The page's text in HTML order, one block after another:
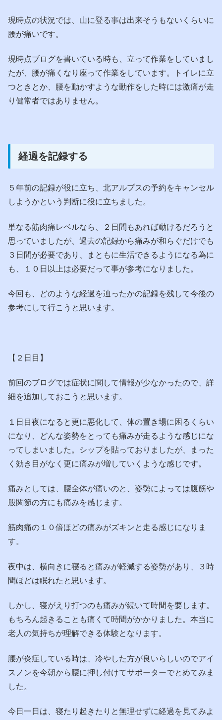
現時点の状況では、山に登る事は出来そうもないくらいに
腰が痛いです。
現時点ブログを書いている時も、立って作業をしていまし
たが、腰が痛くなり座って作業をしています。トイレに立
つときとか、腰を動かすような動作をした時には激痛が走
り健常者ではありません。
経過を記録する
５年前の記録が役に立ち、北アルプスの予約をキャンセル
しようかという判断に役に立ちました。
単なる筋肉痛レベルなら、２日間もあれば動けるだろうと
思っていましたが、過去の記録から痛みが和らぐだけでも
３日間が必要であり、まともに生活できるようになる為に
も、１０日以上は必要だって事が参考になりました。
今回も、どのような経過を辿ったかの記録を残して今後の
参考にして行こうと思います。
【２日目】
前回のブログでは症状に関して情報が少なかったので、詳
細を追加しておこうと思います。
１日目夜になると更に悪化して、体の置き場に困るくらい
になり、どんな姿勢をとっても痛みが走るような感じにな
ってしまいました。シップを貼っておりましたが、まった
く効き目がなく更に痛みが増していくような感じです。
痛みとしては、腰全体が痛いのと、姿勢によっては腹筋や
股関節の方にも痛みを感じます。
筋肉痛の１０倍ほどの痛みがズキンと走る感じになりま
す。
夜中は、横向きに寝ると痛みが軽減する姿勢があり、３時
間ほどは眠れたと思います。
しかし、寝がえり打つのも痛みが続いて時間を要します。
もちろん起きることも痛くて時間がかかりました。本当に
老人の気持ちが理解できる体験となります。
腰が炎症している時は、冷やした方が良いらしいのでアイ
スノンを今朝から腰に押し付けてサポーターでとめてみま
した。
今日一日は、寝たり起きたりと無理せずに経過を見てみよ